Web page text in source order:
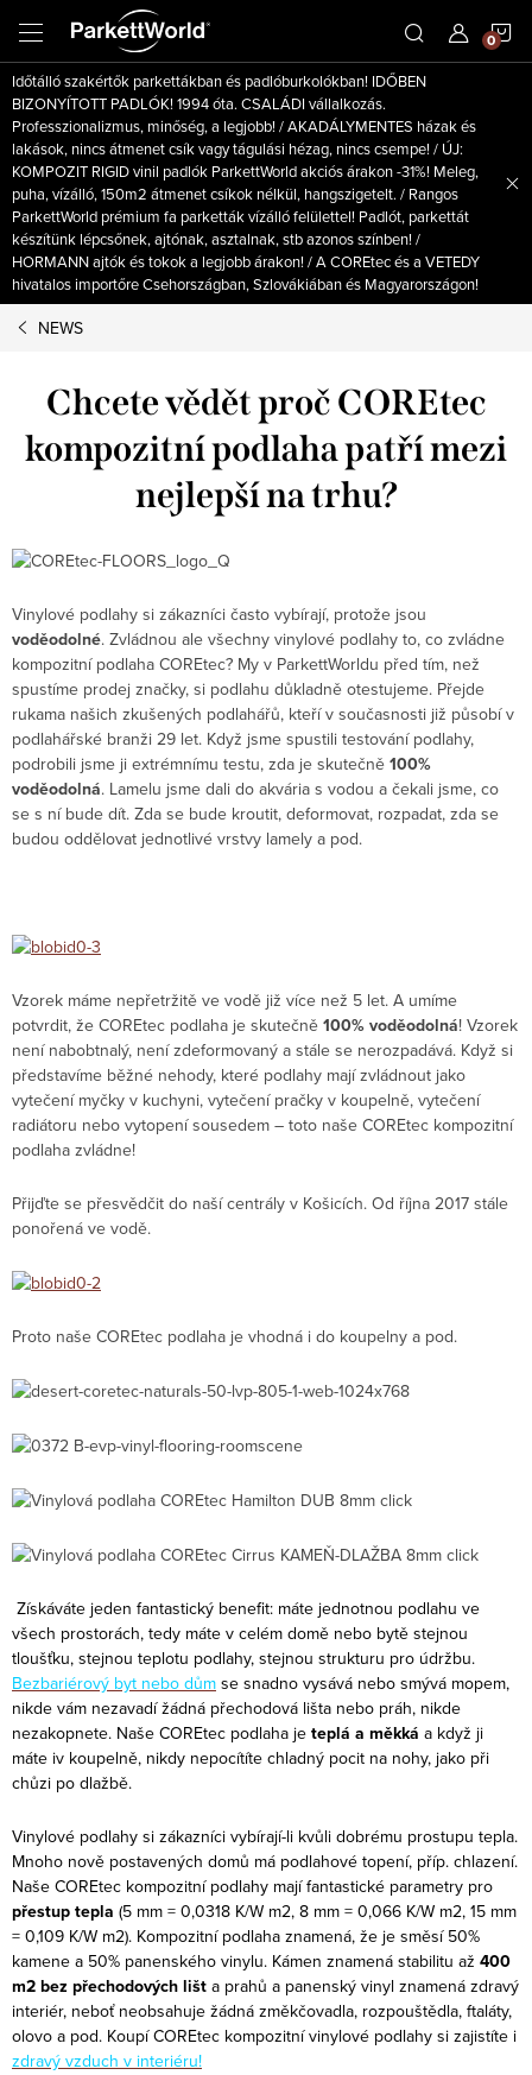
fő
tartalomhoz
Időtálló szakértők parkettákban és padlóburkolókban! IDŐBEN
BIZONYÍTOTT PADLÓK! 1994 óta. CSALÁDI vállalkozás.
Professzionalizmus, minőség, a legjobb! / AKADÁLYMENTES házak és
lakások, nincs átmenet csík vagy tágulási hézag, nincs csempe! / ÚJ:
KOMPOZIT RIGID vinil padlók ParkettWorld akciós árakon -31%! Meleg,
puha, vízálló, 150m2 átmenet csíkok nélkül, hangszigetelt. / Rangos
ParkettWorld prémium fa parketták vízálló felülettel! Padlót, parkettát
készítünk lépcsőnek, ajtónak, asztalnak, stb azonos színben! /
HORMANN ajtók és tokok a legjobb árakon! / A COREtec és a VETEDY
hivatalos importőre Csehországban, Szlovákiában és Magyarországon!
NEWS
Chcete vědět proč COREtec
kompozitní podlaha patří mezi
nejlepší na trhu?
Vinylové podlahy si zákazníci často vybírají, protože jsou
voděodolné. Zvládnou ale všechny vinylové podlahy to, co zvládne
kompozitní podlaha COREtec? My v ParkettWorldu před tím, než
spustíme prodej značky, si podlahu důkladně otestujeme. Přejde
rukama našich zkušených podlahářů, kteří v současnosti již působí v
podlahářské branži 29 let. Když jsme spustili testování podlahy,
podrobili jsme ji extrémnímu testu, zda je skutečně 100%
voděodolná. Lamelu jsme dali do akvária s vodou a čekali jsme, co
se s ní bude dít. Zda se bude kroutit, deformovat, rozpadat, zda se
budou oddělovat jednotlivé vrstvy lamely a pod.
Vzorek máme nepřetržitě ve vodě již více než 5 let. A umíme
potvrdit, že COREtec podlaha je skutečně 100% voděodolná! Vzorek
není nabobtnalý, není zdeformovaný a stále se nerozpadává. Když si
představíme běžné nehody, které podlahy mají zvládnout jako
vytečení myčky v kuchyni, vytečení pračky v koupelně, vytečení
radiátoru nebo vytopení sousedem – toto naše COREtec kompozitní
podlaha zvládne!
Přijďte se přesvědčit do naší centrály v Košicích. Od října 2017 stále
ponořená ve vodě.
Proto naše COREtec podlaha je vhodná i do koupelny a pod.
Získáváte jeden fantastický benefit: máte jednotnou podlahu ve
všech prostorách, tedy máte v celém domě nebo bytě stejnou
tloušťku, stejnou teplotu podlahy, stejnou strukturu pro údržbu.
Bezbariérový byt nebo dům se snadno vysává nebo smývá mopem,
nikde vám nezavadí žádná přechodová lišta nebo práh, nikde
nezakopnete. Naše COREtec podlaha je teplá a měkká a když ji
máte iv koupelně, nikdy nepocítíte chladný pocit na nohy, jako při
chůzi po dlažbě.
Vinylové podlahy si zákazníci vybírají-li kvůli dobrému prostupu tepla.
Mnoho nově postavených domů má podlahové topení, příp. chlazení.
Naše COREtec kompozitní podlahy mají fantastické parametry pro
přestup tepla (5 mm = 0,0318 K/W m2, 8 mm = 0,066 K/W m2, 15 mm
= 0,109 K/W m2). Kompozitní podlaha znamená, že je směsí 50%
kamene a 50% panenského vinylu. Kámen znamená stabilitu až 400
m2 bez přechodových lišt a prahů a panenský vinyl znamená zdravý
interiér, neboť neobsahuje žádná změkčovadla, rozpouštědla, ftaláty,
olovo a pod. Koupí COREtec kompozitní vinylové podlahy si zajistíte i
zdravý vzduch v interiéru!